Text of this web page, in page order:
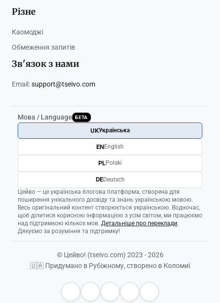
Різне
Каомоджі
Обмеження запитів
Зв'язок з нами
Email:support@tseivo.com
Мова / Language БЕТА
Цейво — це українська блогова платформа, створена для
поширення унікального досвіду та знань українською мовою.
Весь оригінальний контент створюється українською. Водночас,
щоб ділитися корисною інформацією з усім світом, ми працюємо
над підтримкою кількох мов. Детальніше про переклади.
Дякуємо за розуміння та підтримку!
UKУкраїнська
ENEnglish
PLPolski
DEDeutsch
© Цейво! (tseivo.com) 2023 - 2026
🇺🇦 Придумано в Рубіжному, створено в Коломиї